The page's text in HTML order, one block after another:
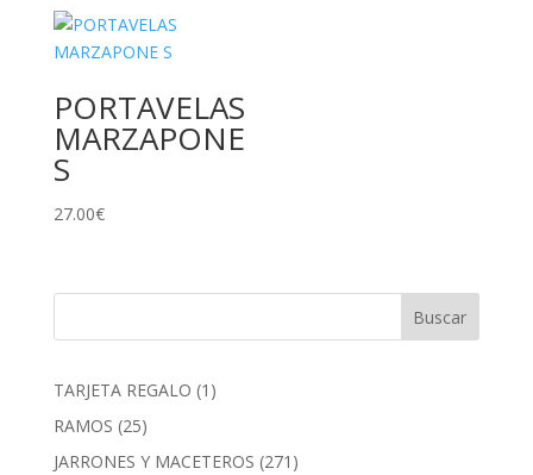
PORTAVELAS
MARZAPONE
S
27.00€
TARJETA REGALO 1 1
RAMOS 2525
productos
JARRONES Y MACETEROS 271 271